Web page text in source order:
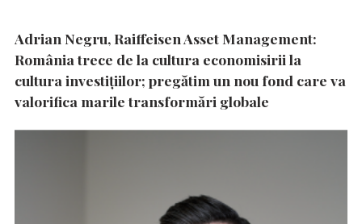
Adrian Negru, Raiffeisen Asset Management:
România trece de la cultura economisirii la
cultura investițiilor; pregătim un nou fond care va
valorifica marile transformări globale